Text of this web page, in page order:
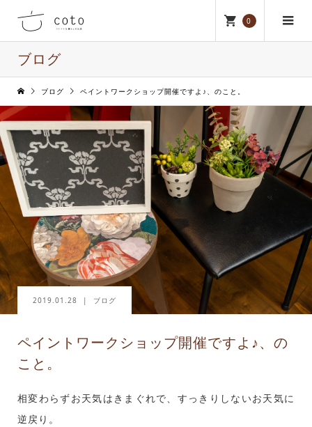
0
ブログ
ブログ ペイントワークショップ開催ですよ♪、のこと。
2019.01.28 ブログ
ペイントワークショップ開催ですよ♪、の
こと。
相変わらずお天気はきまぐれで、すっきりしないお天気に
逆戻り。